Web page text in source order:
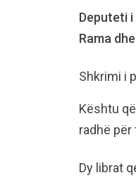
Deputeti
Rama
Shkrimi i
Kështu
radhë për
Dy librat